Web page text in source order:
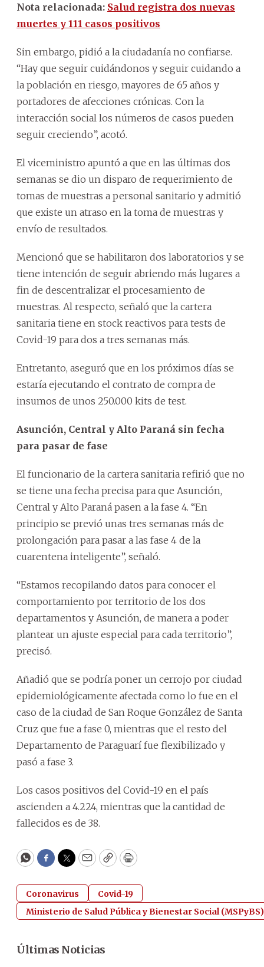
Nota relacionada: Salud registra dos nuevas
muertes y 111 casos positivos
Sin embargo, pidió a la ciudadanía no confiarse.
“Hay que seguir cuidándonos y seguir cuidando a
la población en riesgo, mayores de 65 años y
portadores de afecciones crónicas. Con la
interacción social los números de casos pueden
seguir creciendo”, acotó.
El viceministro apuntó a que en las últimas dos
semanas se dio un disparo de requerimiento de
tomas de muestras a personal sanitario y admitió
que existe un atraso en la toma de muestras y
envío de resultados.
Mencionó que se habilitaron dos laboratorios y se
tiene intención de seguir abriendo más lugares a
fin de descentralizar el procesamiento de
muestras. Al respecto, señaló que la cartera
sanitaria tiene en stock reactivos para tests de
Covid-19 para dos a tres semanas más.
Entretanto, aseguró que en los próximos días se
estaría ejecutando el contrato de compra de
insumos de unos 250.000 kits de test.
Asunción, Central y Alto Paraná sin fecha
para pasar de fase
El funcionario de la cartera sanitaria refirió que no
se tiene una fecha precisa para que Asunción,
Central y Alto Paraná pasen a la fase 4. “En
principio se previó unas tres semanas más de
prolongación para pasar a las fase 4 de la
cuarentena inteligente”, señaló.
“Estamos recopilando datos para conocer el
comportamiento por territorio de los dos
departamentos y Asunción, de manera a poder
plantear un ajuste especial para cada territorio”,
precisó.
Añadió que se podría poner un cerrojo por ciudad
epidemiológicamente afectada como lo fue en el
caso de la ciudad de San Roque González de Santa
Cruz que fue a fase 0, mientras que el resto del
Departamento de Paraguarí fue flexibilizado y
pasó a fase 3.
Los casos positivos del Covid-19 en el país
ascienden a 4.224, mientras que la cantidad de
fallecidos es de 38.
WhatsApp
Facebook
Twitter
EmailCopyPrint
Coronavirus
Covid-19
Ministerio de Salud Pública y Bienestar Social (MSPyBS)
Últimas Noticias